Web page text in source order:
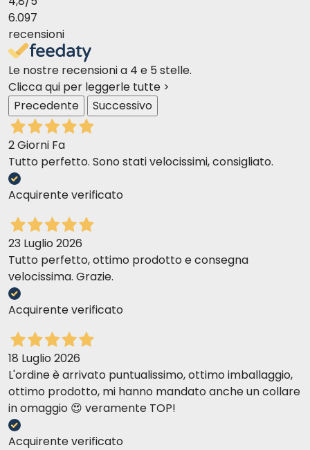
6.097
recensioni
Le nostre recensioni a 4 e 5 stelle.
Clicca qui per leggerle tutte >
Precedente
Successivo
2 Giorni Fa
Tutto perfetto. Sono stati velocissimi, consigliato.
Acquirente verificato
23 Luglio 2026
Tutto perfetto, ottimo prodotto e consegna
velocissima. Grazie.
Acquirente verificato
18 Luglio 2026
L'ordine è arrivato puntualissimo, ottimo imballaggio,
ottimo prodotto, mi hanno mandato anche un collare
in omaggio 😍 veramente TOP!
Acquirente verificato